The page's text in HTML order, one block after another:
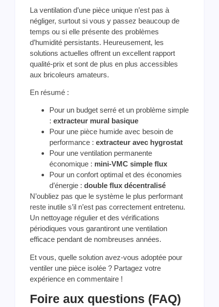
La ventilation d’une pièce unique n’est pas à
négliger, surtout si vous y passez beaucoup de
temps ou si elle présente des problèmes
d’humidité persistants. Heureusement, les
solutions actuelles offrent un excellent rapport
qualité-prix et sont de plus en plus accessibles
aux bricoleurs amateurs.
En résumé :
Pour un budget serré et un problème simple
: extracteur mural basique
Pour une pièce humide avec besoin de
performance : extracteur avec hygrostat
Pour une ventilation permanente
économique : mini-VMC simple flux
Pour un confort optimal et des économies
d’énergie : double flux décentralisé
N’oubliez pas que le système le plus performant
reste inutile s’il n’est pas correctement entretenu.
Un nettoyage régulier et des vérifications
périodiques vous garantiront une ventilation
efficace pendant de nombreuses années.
Et vous, quelle solution avez-vous adoptée pour
ventiler une pièce isolée ? Partagez votre
expérience en commentaire !
Foire aux questions (FAQ)